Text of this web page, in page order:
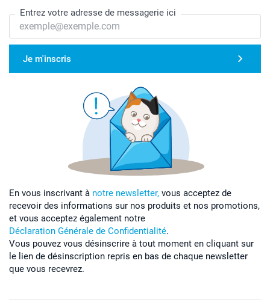
Entrez votre adresse de messagerie ici
Je m'inscris
En vous inscrivant à notre newsletter, vous acceptez de
recevoir des informations sur nos produits et nos promotions,
et vous acceptez également notre
Déclaration Générale de Confidentialité.
Vous pouvez vous désinscrire à tout moment en cliquant sur
le lien de désinscription repris en bas de chaque newsletter
que vous recevrez.